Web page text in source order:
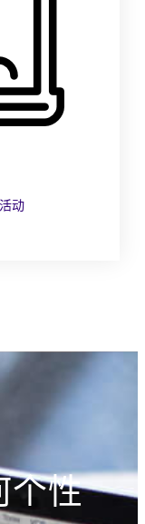
动
个性